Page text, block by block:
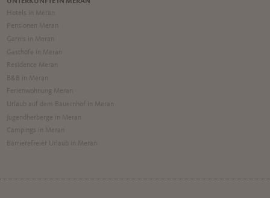
Hotels in Meran
Pensionen Meran
Garnis in Meran
Gasthöfe in Meran
Residence Meran
B&B in Meran
Ferienwohnung Meran
Urlaub auf dem Bauernhof in Meran
Jugendherberge in Meran
Campings in Meran
Barrierefreier Urlaub in Meran